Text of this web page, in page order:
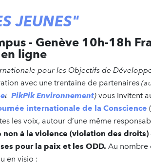
JEUNES"
- Genève 10h-18h
ligne
pour les Objectifs de
avec une trentaine de partenaires
t PikPik Environnement) vous invitent
internationale de la Conscience
les voix, autour d’une même
à la violence (violation des
pour la paix et les ODD. Au nombre
en visio :